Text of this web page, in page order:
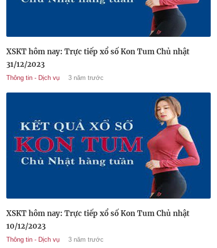
XSKT hôm nay: Trực tiếp xổ số Kon Tum Chủ nhật
31/12/2023
Thông tin - Dịch vụ 3 năm trước
XSKT hôm nay: Trực tiếp xổ số Kon Tum Chủ nhật
10/12/2023
Thông tin - Dịch vụ 3 năm trước